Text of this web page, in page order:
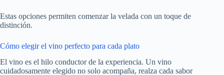
Estas opciones permiten comenzar la velada con un toque de
distinción.
Cómo elegir el vino perfecto para cada plato
El vino es el hilo conductor de la experiencia. Un vino
cuidadosamente elegido no solo acompaña, realza cada sabor